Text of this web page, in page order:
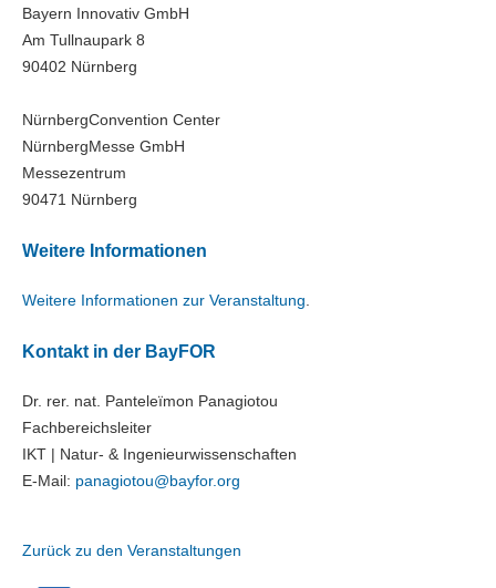
Bayern Innovativ GmbH
Am Tullnaupark 8
90402 Nürnberg
NürnbergConvention Center
NürnbergMesse GmbH
Messezentrum
90471 Nürnberg
Weitere Informationen
Weitere Informationen zur Veranstaltung
Kontakt in der BayFOR
Dr. rer. nat. Panteleïmon Panagiotou
Fachbereichsleiter
IKT | Natur- & Ingenieurwissenschaften
E-Mail: panagiotou@bayfor.org
Zurück zu den Veranstaltungen